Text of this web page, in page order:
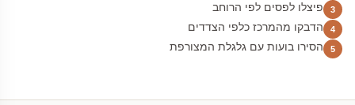
3 פיצלו לפסים לפי הרוחב
4 הדבקו מהמרכז כלפי הצדדים
5 הסירו בועות עם גלגלת המצורפת